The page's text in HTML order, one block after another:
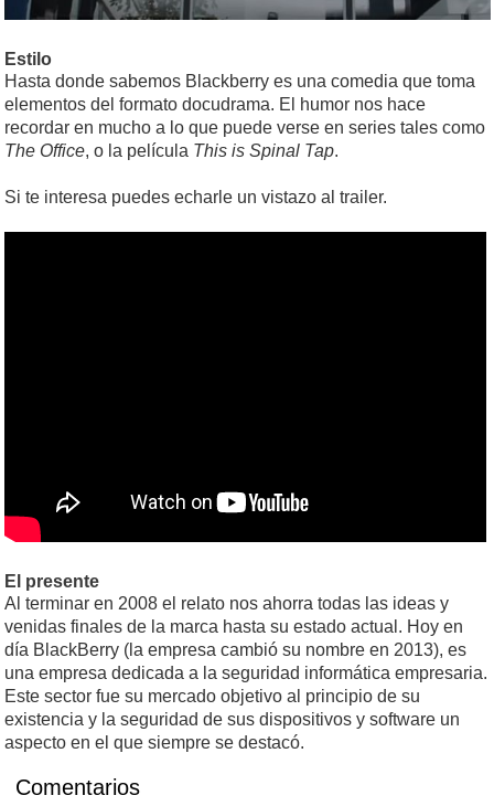
Estilo
Hasta donde sabemos Blackberry es una comedia que toma
elementos del formato docudrama. El humor nos hace
recordar en mucho a lo que puede verse en series tales como
The Office, o la película This is Spinal Tap.
Si te interesa puedes echarle un vistazo al trailer.
El presente
Al terminar en 2008 el relato nos ahorra todas las ideas y
venidas finales de la marca hasta su estado actual. Hoy en
día BlackBerry (la empresa cambió su nombre en 2013), es
una empresa dedicada a la seguridad informática empresaria.
Este sector fue su mercado objetivo al principio de su
existencia y la seguridad de sus dispositivos y software un
aspecto en el que siempre se destacó.
Comentarios